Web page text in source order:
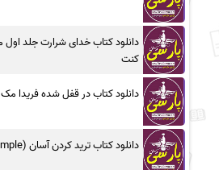
دانلود کتاب خدای شرارت جلد اول
کنت
دانلود کتاب در قفل شده فریدا
دانلود کتاب ترید کردن آسان (simple) pdf